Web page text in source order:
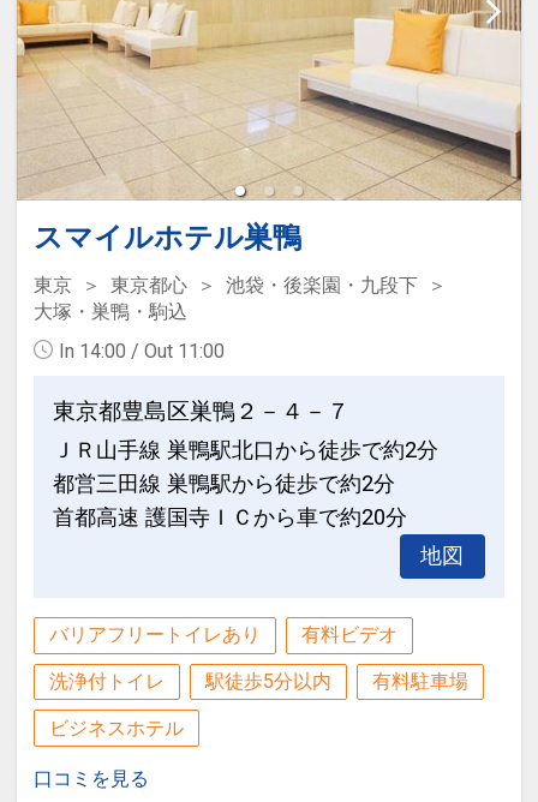
スマイルホテル巣鴨
東京 東京都心
池袋・後楽園・九段下
大塚・巣鴨・駒込
In 14:00 / Out 11:00
東京都豊島区巣鴨２－４－７
ＪＲ山手線 巣鴨駅北口から徒歩で約2分
都営三田線 巣鴨駅から徒歩で約2分
首都高速 護国寺ＩＣから車で約20分
地図
バリアフリートイレあり 有料ビデオ
洗浄付トイレ 駅徒歩5分以内 有料駐車場
ビジネスホテル
口コミを見る